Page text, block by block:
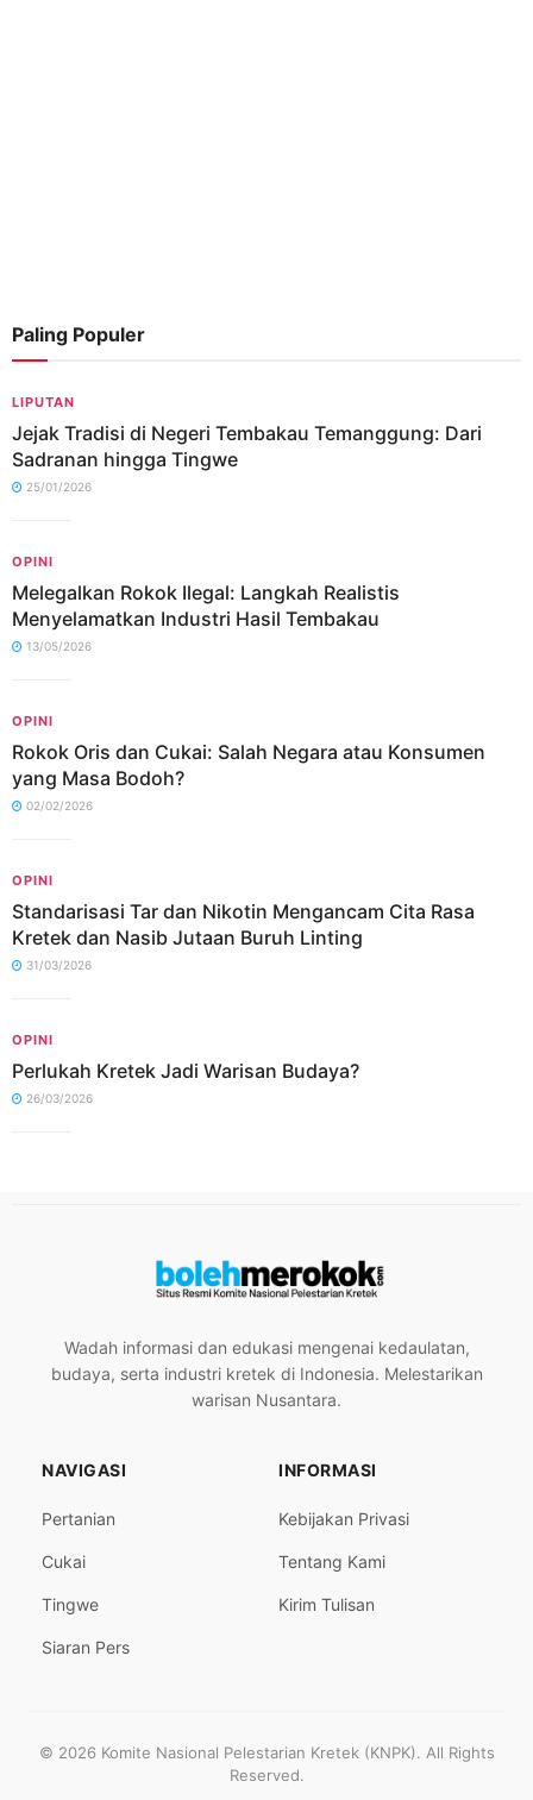
Paling Populer
LIPUTAN
Jejak Tradisi di Negeri Tembakau Temanggung: Dari
Sadranan hingga Tingwe
25/01/2026
OPINI
Melegalkan Rokok Ilegal: Langkah Realistis
Menyelamatkan Industri Hasil Tembakau
13/05/2026
OPINI
Rokok Oris dan Cukai: Salah Negara atau Konsumen
yang Masa Bodoh?
02/02/2026
OPINI
Standarisasi Tar dan Nikotin Mengancam Cita Rasa
Kretek dan Nasib Jutaan Buruh Linting
31/03/2026
OPINI
Perlukah Kretek Jadi Warisan Budaya?
26/03/2026
Wadah informasi dan edukasi mengenai kedaulatan,
budaya, serta industri kretek di Indonesia. Melestarikan
warisan Nusantara.
NAVIGASI
Pertanian
Cukai
Tingwe
Siaran Pers
INFORMASI
Kebijakan Privasi
Tentang Kami
Kirim Tulisan
© 2026 Komite Nasional Pelestarian Kretek (KNPK). All Rights
Reserved.